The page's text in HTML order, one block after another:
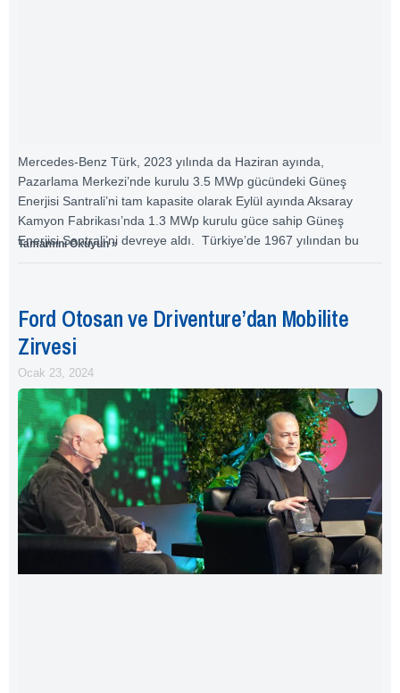
Mercedes-Benz Türk, 2023 yılında da Haziran ayında,
Pazarlama Merkezi’nde kurulu 3.5 MWp gücündeki Güneş
Enerjisi Santrali’ni tam kapasite olarak Eylül ayında Aksaray
Kamyon Fabrikası’nda 1.3 MWp kurulu güce sahip Güneş
Enerjisi Santrali’ni devreye aldı. Türkiye’de 1967 yılından bu
Tamamını Okuyun »
Ford Otosan ve Driventure’dan Mobilite
Zirvesi
Ocak 23, 2024